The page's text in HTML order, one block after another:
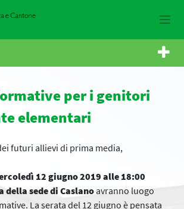
per i genitori
elementari
futuri allievi di prima media,
12 giugno 2019 alle 18:00
della sede di Caslanoavranno luogo
La serata del 12 giugno è pensata